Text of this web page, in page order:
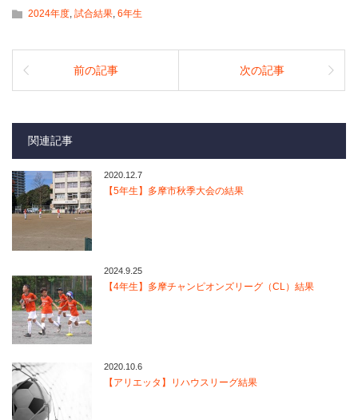
2024年度, 試合結果, 6年生
前の記事 次の記事
関連記事
2020.12.7
【5年生】多摩市秋季大会の結果
2024.9.25
【4年生】多摩チャンピオンズリーグ（CL）結果
2020.10.6
【アリエッタ】リハウスリーグ結果